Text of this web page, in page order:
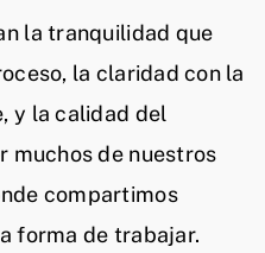
la tranquilidad que
la claridad con la
y la calidad del
muchos de nuestros
compartimos
forma de trabajar.